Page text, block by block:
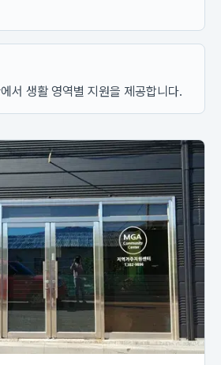
서 생활 영역별 지원을 제공합니다.